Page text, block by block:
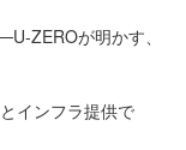
ZEROが明かす、
インフラ提供で